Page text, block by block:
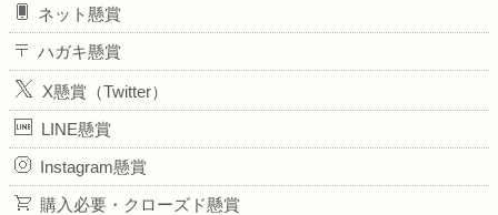
ネット懸賞
ハガキ懸賞
X懸賞（Twitter）
LINE懸賞
Instagram懸賞
購入必要・クローズド懸賞